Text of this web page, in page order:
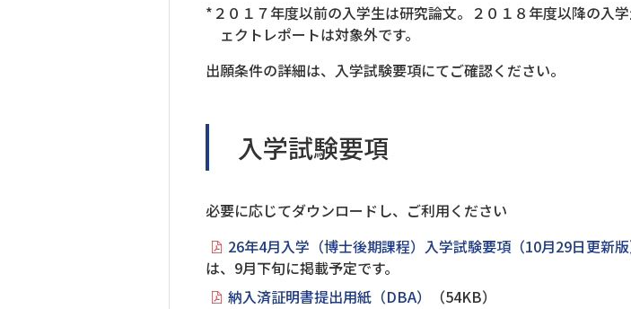
*２０１７年度以前の入学生は研究論文。２０１８年度以降の入
ェクトレポートは対象外です。
出願条件の詳細は、入学試験要項にてご確認ください。
入学試験要項
必要に応じてダウンロードし、ご利用ください
26年4月入学（博士後期課程）入学試験要項（10月29日更新版
は、9月下旬に掲載予定です。
納入済証明書提出用紙（DBA）
（54KB）